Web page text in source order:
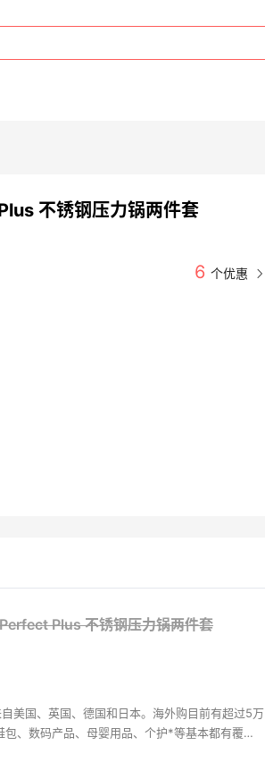
不锈钢压力锅两件套
6
Plus 不锈钢压力锅两件套
美国、英国、德国和日本。海外购目前有超过5万
、数码产品、母婴用品、个护*等基本都有覆
障碍和不会转运的用户提供便利及中国本地客服